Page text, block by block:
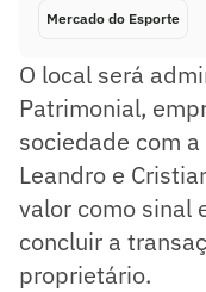
Mercado do Esporte
O local será
Patrimonial,
sociedade com
Leandro e
valor como sinal
concluir a
proprietário.